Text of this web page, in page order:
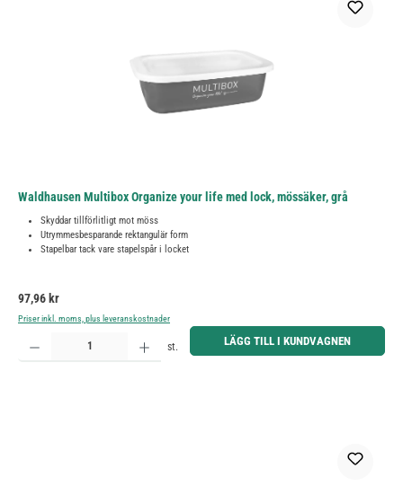
Waldhausen Multibox Organize your life med lock, mössäker, grå
Skyddar tillförlitligt mot möss
Utrymmesbesparande rektangulär form
Stapelbar tack vare stapelspår i locket
Ordinarie pris:
97,96 kr
Priser inkl. moms, plus leveranskostnader
Produktkvantitet: Ange önskat belopp eller använd knapparna för att öka eller minska kvantiteten.
st. LÄGG TILL I KUNDVAGNEN